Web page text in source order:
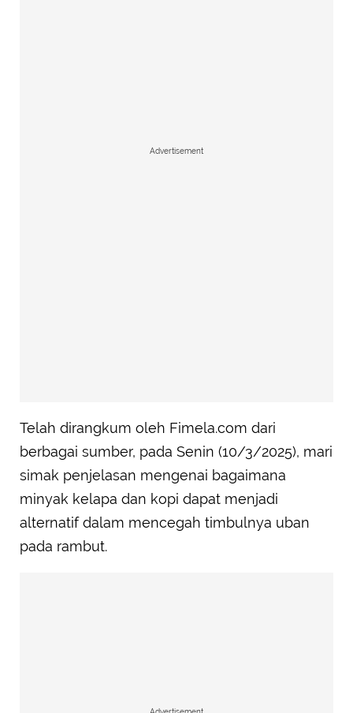
Advertisement
Telah dirangkum oleh Fimela.com dari
berbagai sumber, pada Senin (10/3/2025), mari
simak penjelasan mengenai bagaimana
minyak kelapa dan kopi dapat menjadi
alternatif dalam mencegah timbulnya uban
pada rambut.